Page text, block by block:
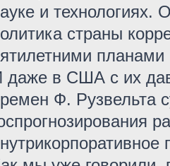
и технологиях.
страны
планами
даже в США с их
Ф. Рузвельта